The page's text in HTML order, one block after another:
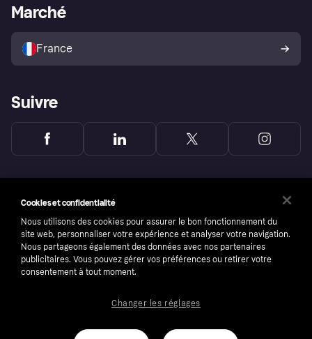
Explorez les magasins
Politique de protection de
l’acheteur Klarna
Portail Marchand
Marché
France
Suivre
number: 556737-0431
Cookies et confidentialité
Nous utilisons des cookies pour assurer le bon fonctionnement du
site web, personnaliser votre expérience et analyser votre navigation.
Nous partageons également des données avec nos partenaires
publicitaires. Vous pouvez gérer vos préférences ou retirer votre
consentement à tout moment.
Changer les réglages